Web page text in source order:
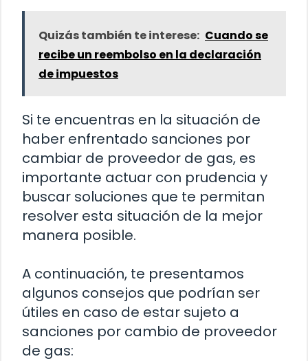
Quizás también te interese: Cuando se
recibe un reembolso en la declaración
de impuestos
Si te encuentras en la situación de
haber enfrentado sanciones por
cambiar de proveedor de gas, es
importante actuar con prudencia y
buscar soluciones que te permitan
resolver esta situación de la mejor
manera posible.
A continuación, te presentamos
algunos consejos que podrían ser
útiles en caso de estar sujeto a
sanciones por cambio de proveedor
de gas: